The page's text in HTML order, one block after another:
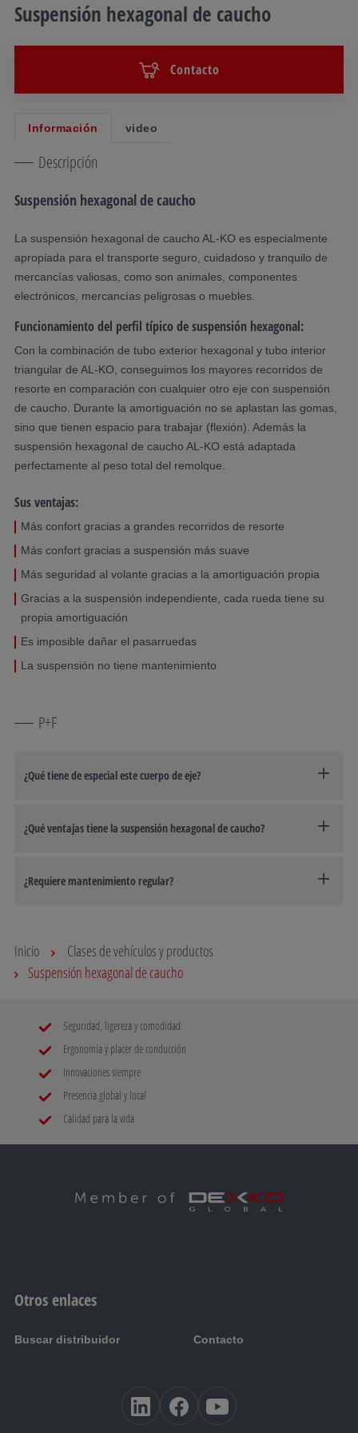
Suspensión hexagonal de caucho
Contacto
Información video
Descripción
Suspensión hexagonal de caucho
La suspensión hexagonal de caucho AL-KO es especialmente
apropiada para el transporte seguro, cuidadoso y tranquilo de
mercancías valiosas, como son animales, componentes
electrónicos, mercancías peligrosas o muebles.
Funcionamiento del perfil típico de suspensión hexagonal:
Con la combinación de tubo exterior hexagonal y tubo interior
triangular de AL-KO, conseguimos los mayores recorridos de
resorte en comparación con cualquier otro eje con suspensión
de caucho. Durante la amortiguación no se aplastan las gomas,
sino que tienen espacio para trabajar (flexión). Además la
suspensión hexagonal de caucho AL-KO está adaptada
perfectamente al peso total del remolque.
Sus ventajas:
Más confort gracias a grandes recorridos de resorte
Más confort gracias a suspensión más suave
Más seguridad al volante gracias a la amortiguación propia
Gracias a la suspensión independiente, cada rueda tiene su
propia amortiguación
Es imposible dañar el pasarruedas
La suspensión no tiene mantenimiento
P+F
¿Qué tiene de especial este cuerpo de eje?
¿Qué ventajas tiene la suspensión hexagonal de caucho?
¿Requiere mantenimiento regular?
Inicio
Clases de vehículos y productos
Suspensión hexagonal de caucho
Seguridad, ligereza y comodidad
Ergonomía y placer de conducción
Innovaciones siempre
Presencia global y local
Calidad para la vida
Otros enlaces
Buscar distribuidor Contacto